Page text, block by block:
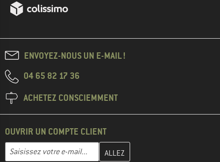
ENVOYEZ-NOUS UN E-MAIL !
04 65 82 17 36
ACHETEZ CONSCIEMMENT
OUVRIR UN COMPTE CLIENT
Adresse e-mail
Entrez votre adresse e-mail ici et créez votre compte client à la